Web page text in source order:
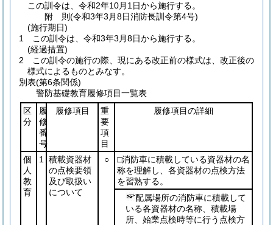
この訓令は、令和2年10月1日から施行する。
附 則(令和3年3月8日消防長訓令第4号)
(施行期日)
1
この訓令は、令和3年3月8日から施行する。
(経過措置)
2
この訓令の施行の際、現にある改正前の様式は、改正後の
様式によるものとみなす。
別表(第6条関係)
警防基礎教育履修項目一覧表
区
分
履
修
番
号
履修項目
重
要
項
目
履修項目の詳細
個
人
教
育
1
積載資器材
の点検要領
及び取扱い
について
○
□消防車に積載している資器材の名
称を理解し、各資器材の点検方法
を習熟する。
配属場所の消防車に積載して
いる各資器材の名称、積載場
所、始業点検時等に行う点検方